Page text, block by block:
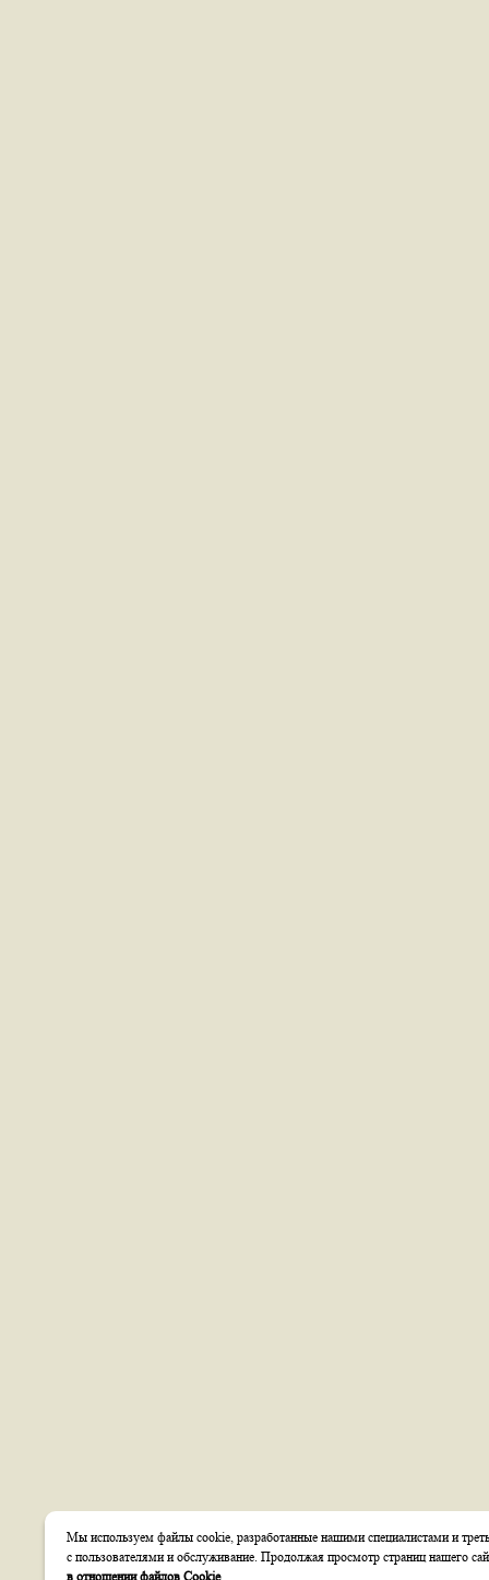
Мы используем файлы cookie, разработанные нашими специалистами и
с пользователями и обслуживание. Продолжая просмотр страниц нашего
в отношении файлов Cookie.